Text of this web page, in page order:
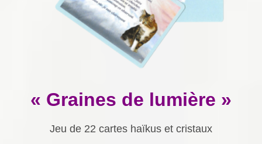
« Graines de lumière »
Jeu de 22 cartes haïkus et cristaux